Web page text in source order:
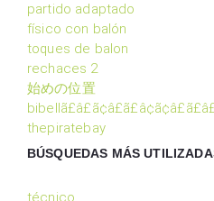
partido adaptado
físico con balón
toques de balon
rechaces 2
始めの位置
thepiratebay
BÚSQUEDAS MÁS
técnico